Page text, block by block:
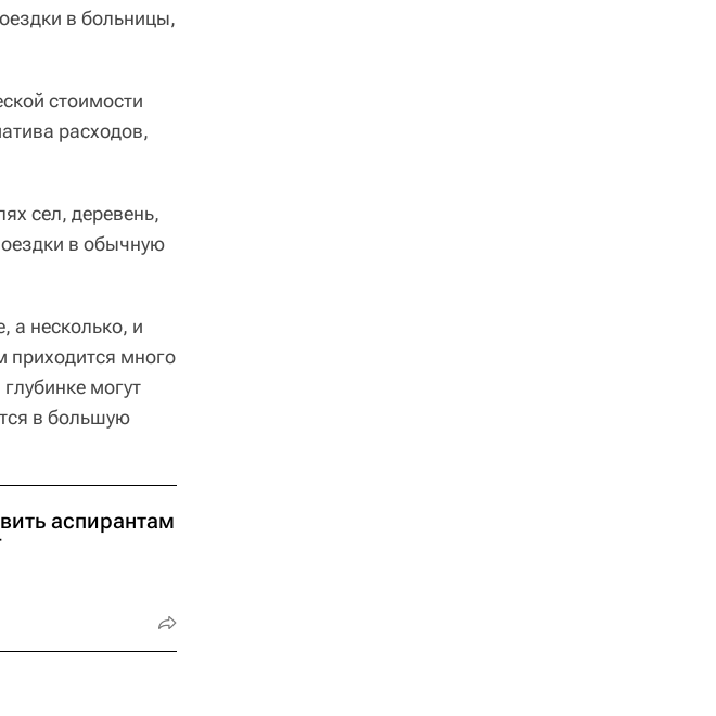
в больницы,
стоимости
расходов,
сел, деревень,
в обычную
а несколько, и
приходится много
могут
в большую
аспирантам